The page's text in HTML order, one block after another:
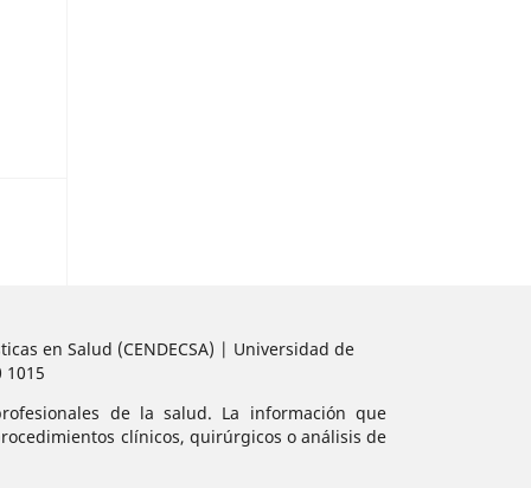
en Salud (CENDECSA) | Universidad de
1015
de la salud. La información que
clínicos, quirúrgicos o análisis de